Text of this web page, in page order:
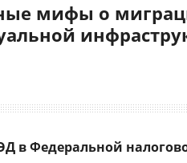
мифы о
в Федеральной